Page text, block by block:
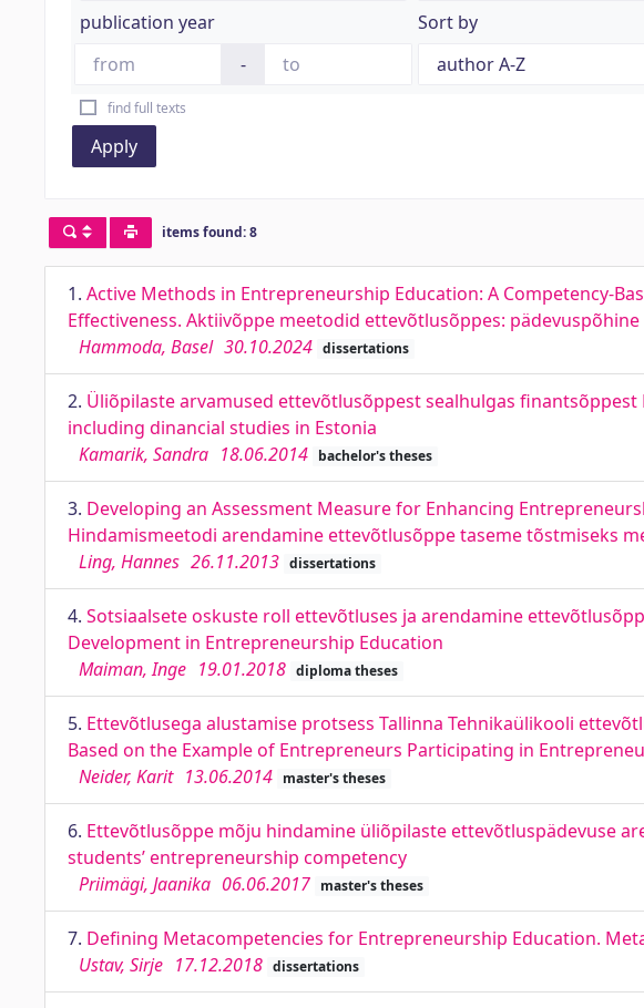
publication year
-
Sort by
find full texts
Apply
items found: 8
1. Active Methods in Entrepreneurship Education: A Competency-
Effectiveness. Aktiivõppe meetodid ettevõtlusõppes:
Hammoda, Basel 30.10.2024 dissertations
2. Üliõpilaste arvamused ettevõtlusõppest sealhulgas
including dinancial studies in Estonia
Kamarik, Sandra 18.06.2014 bachelor's theses
3. Developing an Assessment Measure for Enhancing
Hindamismeetodi arendamine ettevõtlusõppe taseme tõstmiseks
Ling, Hannes 26.11.2013 dissertations
4. Sotsiaalsete oskuste roll ettevõtluses ja arendamine
Development in Entrepreneurship Education
Maiman, Inge 19.01.2018 diploma theses
5. Ettevõtlusega alustamise protsess Tallinna Tehnikaülikooli
Based on the Example of Entrepreneurs Participating in
Neider, Karit 13.06.2014 master's theses
6. Ettevõtlusõppe mõju hindamine üliõpilaste ettevõtluspädevuse
students’ entrepreneurship competency
Priimägi, Jaanika 06.06.2017 master's theses
7. Defining Metacompetencies for Entrepreneurship Education.
Ustav, Sirje 17.12.2018 dissertations